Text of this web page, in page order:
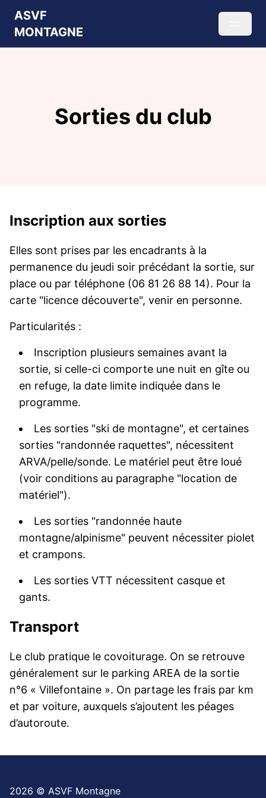
ASVF
MONTAGNE
Sorties du club
Inscription aux sorties
Elles sont prises par les encadrants à la
permanence du jeudi soir précédant la sortie, sur
place ou par téléphone (06 81 26 88 14). Pour la
carte "licence découverte", venir en personne.
Particularités :
Inscription plusieurs semaines avant la
sortie, si celle-ci comporte une nuit en gîte ou
en refuge, la date limite indiquée dans le
programme.
Les sorties "ski de montagne", et certaines
sorties "randonnée raquettes", nécessitent
ARVA/pelle/sonde. Le matériel peut être loué
(voir conditions au paragraphe "location de
matériel").
Les sorties "randonnée haute
montagne/alpinisme" peuvent nécessiter piolet
et crampons.
Les sorties VTT nécessitent casque et
gants.
Transport
Le club pratique le covoiturage. On se retrouve
généralement sur le parking AREA de la sortie
n°6 « Villefontaine ». On partage les frais par km
et par voiture, auxquels s’ajoutent les péages
d’autoroute.
2026 © ASVF Montagne